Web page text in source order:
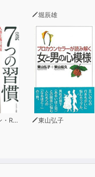
堀辰雄
ヴィー 東山弘子